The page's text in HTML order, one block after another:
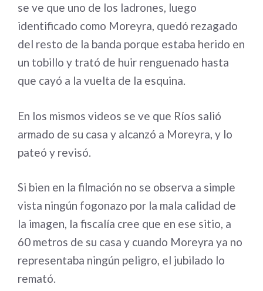
se ve que uno de los ladrones, luego
identificado como Moreyra, quedó rezagado
del resto de la banda porque estaba herido en
un tobillo y trató de huir renguenado hasta
que cayó a la vuelta de la esquina.
En los mismos videos se ve que Ríos salió
armado de su casa y alcanzó a Moreyra, y lo
pateó y revisó.
Si bien en la filmación no se observa a simple
vista ningún fogonazo por la mala calidad de
la imagen, la fiscalía cree que en ese sitio, a
60 metros de su casa y cuando Moreyra ya no
representaba ningún peligro, el jubilado lo
remató.